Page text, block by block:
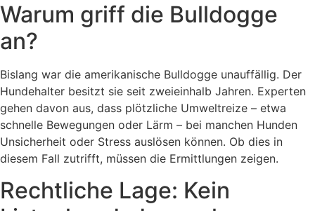
Warum griff die Bulldogge
an?
Bislang war die amerikanische Bulldogge unauffällig. Der
Hundehalter besitzt sie seit zweieinhalb Jahren. Experten
gehen davon aus, dass plötzliche Umweltreize – etwa
schnelle Bewegungen oder Lärm – bei manchen Hunden
Unsicherheit oder Stress auslösen können. Ob dies in
diesem Fall zutrifft, müssen die Ermittlungen zeigen.
Rechtliche Lage: Kein